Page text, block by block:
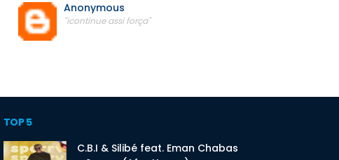
Anonymous
"icontinue assi força"
TOP 5
C.B.I & Silibé feat. Eman Chabas